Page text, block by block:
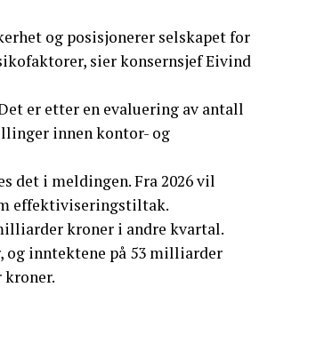
og posisjonerer selskapet for
sier konsernsjef Eivind
er etter en evaluering av antall
innen kontor- og
det i meldingen. Fra 2026 vil
effektiviseringstiltak.
kroner i andre kvartal.
inntektene på 53 milliarder
kroner.